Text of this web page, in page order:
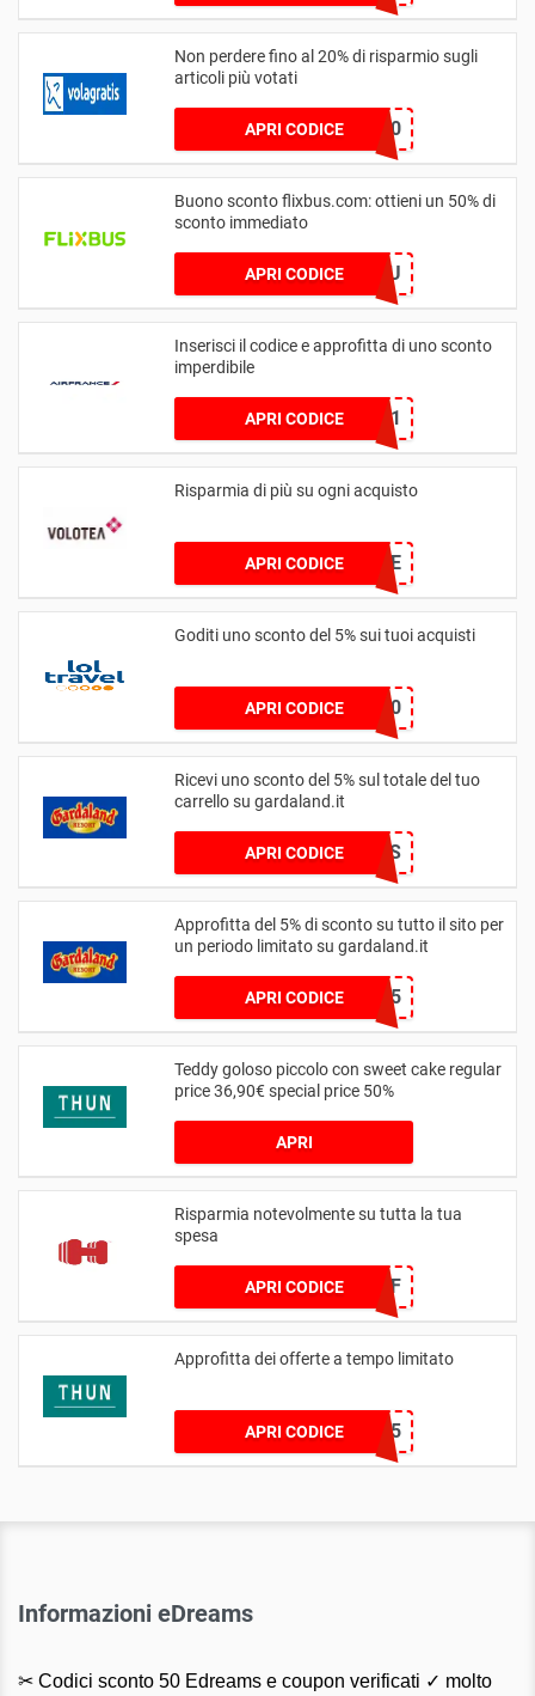
Non perdere fino al 20% di risparmio sugli
articoli più votati
APRI CODICEAPP20
Buono sconto flixbus.com: ottieni un 50% di
sconto immediato
APRI CODICE
FLXTEXASUSU
Inserisci il codice e approfitta di uno sconto
imperdibile
APRI CODICEAFOCTC271
Risparmia di più su ogni acquisto
APRI CODICE LOVE
Goditi uno sconto del 5% sui tuoi acquisti
APRI CODICESPICY5Z0
Ricevi uno sconto del 5% sul totale del tuo
carrello su gardaland.it
APRI CODICE5OFFPARKS
Approfitta del 5% di sconto su tutto il sito per
un periodo limitato su gardaland.it
APRI CODICESUMMER5
Teddy goloso piccolo con sweet cake regular
price 36,90€ special price 50%
APRI
Risparmia notevolmente su tutta la tua
spesa
APRI CODICEJFN18OFF
Approfitta dei offerte a tempo limitato
APRI CODICE61BB69F5
Informazioni eDreams
✂ Codici sconto 50 Edreams e coupon verificati ✓ molto